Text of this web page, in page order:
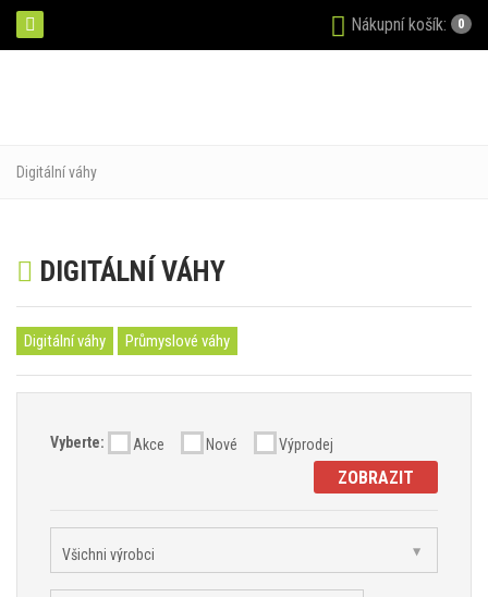
Nákupní košík: 0
Digitální váhy
DIGITÁLNÍ VÁHY
Digitální váhy Průmyslové váhy
Vyberte: Akce Nové Výprodej
ZOBRAZIT